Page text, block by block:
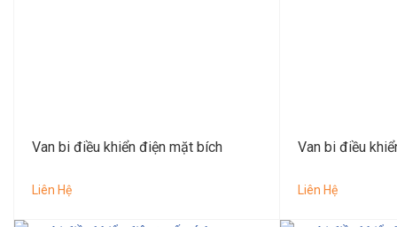
Van bi điều khiển điện mặt bích
Liên Hệ
Van bi điều
Liên Hệ